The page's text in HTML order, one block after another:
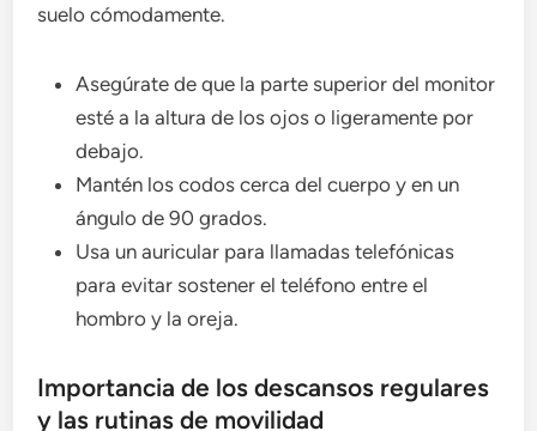
suelo cómodamente.
Asegúrate de que la parte superior del monitor
esté a la altura de los ojos o ligeramente por
debajo.
Mantén los codos cerca del cuerpo y en un
ángulo de 90 grados.
Usa un auricular para llamadas telefónicas
para evitar sostener el teléfono entre el
hombro y la oreja.
Importancia de los descansos regulares
y las rutinas de movilidad